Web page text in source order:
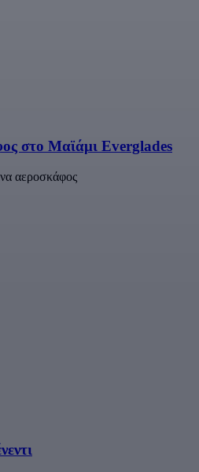
στο Μαϊάμι Everglades
αεροσκάφος